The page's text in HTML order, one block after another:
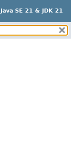
Java SE 21 & JDK 21